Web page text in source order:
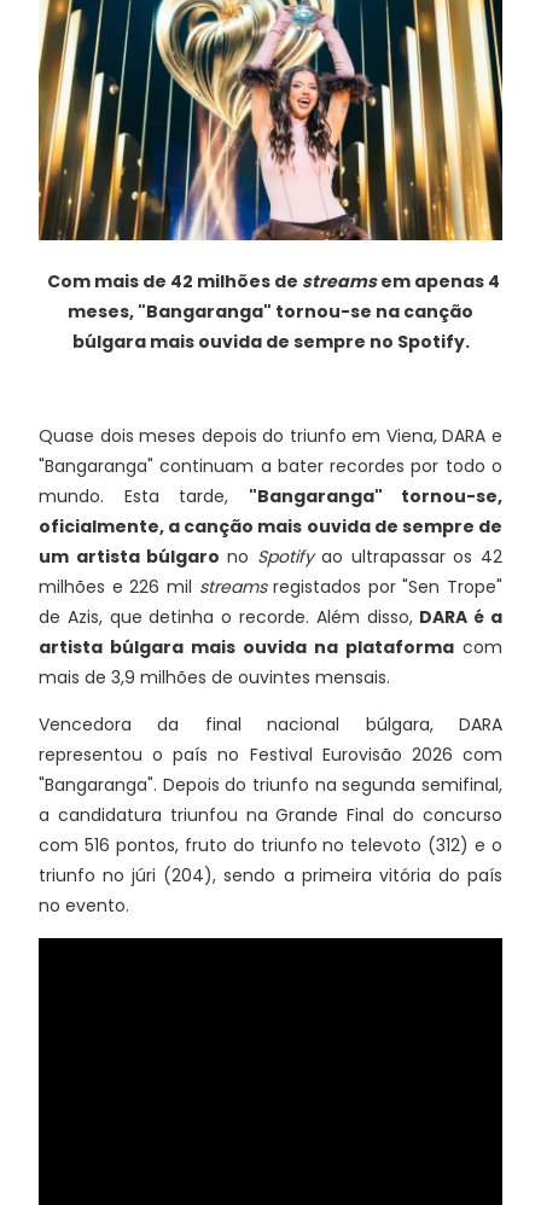
Com mais de 42 milhões de streamsem apenas 4
meses, "Bangaranga" tornou-se na canção
búlgara mais ouvida de sempre no Spotify.
Quase dois meses depois do triunfo em Viena, DARA e
"Bangaranga" continuam a bater recordes por todo o
mundo. Esta tarde, "Bangaranga" tornou-se,
oficialmente, a canção mais ouvida de sempre de
um artista búlgaro no Spotifyao ultrapassar os 42
milhões e 226 mil streamsregistados por "Sen Trope"
de Azis, que detinha o recorde. Além disso, DARA é a
artista búlgara mais ouvida na plataforma com
mais de 3,9 milhões de ouvintes mensais.
Vencedora da final nacional búlgara, DARA
representou o país no Festival Eurovisão 2026 com
"Bangaranga". Depois do triunfo na segunda semifinal,
a candidatura triunfou na Grande Final do concurso
com 516 pontos, fruto do triunfo no televoto (312) e o
triunfo no júri (204), sendo a primeira vitória do país
no evento.